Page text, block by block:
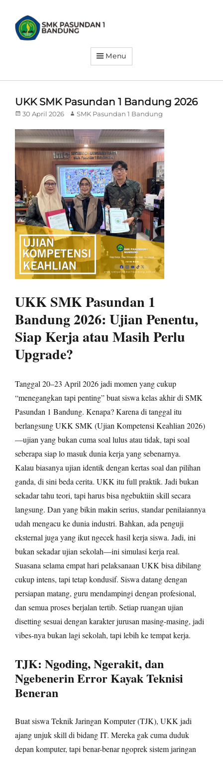
SMK
PASUNDAN
Wirausaha.
Global
Menu
UKK SMK Pasundan 1 Bandung 2026
Posted
30 April 2026 Author
SMK Pasundan 1 Bandung
UKK SMK Pasundan 1
Bandung 2026: Ujian Penentu,
Siap Kerja atau Masih Perlu
Upgrade?
Tanggal 20–23 April 2026 jadi momen yang cukup
“menegangkan tapi penting” buat siswa kelas akhir di SMK
Pasundan 1 Bandung. Kenapa? Karena di tanggal itu
berlangsung UKK SMK (Ujian Kompetensi Keahlian 2026)
—ujian yang bukan cuma soal lulus atau tidak, tapi soal
seberapa siap lo masuk dunia kerja yang sebenarnya.
Kalau biasanya ujian identik dengan kertas soal dan pilihan
ganda, di sini beda cerita. UKK itu full praktik. Jadi bukan
sekadar tahu teori, tapi harus bisa ngebuktiin skill secara
langsung. Dan yang bikin makin serius, standar penilaiannya
udah mengacu ke dunia industri. Bahkan, ada penguji
eksternal juga yang ikut ngecek hasil kerja siswa. Jadi, ini
bukan sekadar ujian sekolah—ini simulasi kerja real.
Suasana selama empat hari pelaksanaan UKK bisa dibilang
cukup intens, tapi tetap kondusif. Siswa datang dengan
persiapan matang, guru mendampingi dengan profesional,
dan semua proses berjalan tertib. Setiap ruangan ujian
disetting sesuai dengan karakter jurusan masing-masing, jadi
vibes-nya bukan lagi sekolah, tapi lebih ke tempat kerja.
TJK: Ngoding, Ngerakit, dan
Ngebenerin Error Kayak Teknisi
Beneran
Buat siswa Teknik Jaringan Komputer (TJK), UKK jadi
ajang unjuk skill di bidang IT. Mereka gak cuma duduk
depan komputer, tapi benar-benar ngoprek sistem jaringan